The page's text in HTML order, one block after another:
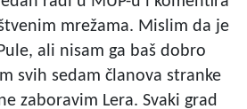
mrežama. Mislim da je
ali nisam ga baš dobro
svih sedam članova stranke
zaboravim Lera. Svaki grad